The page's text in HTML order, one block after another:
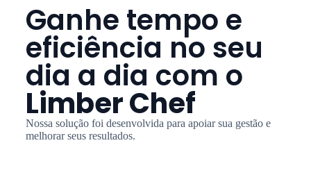
Ganhe tempo e
eficiência no seu
dia a dia com o
Limber Chef
Nossa solução foi desenvolvida para apoiar sua gestão e
melhorar seus resultados.